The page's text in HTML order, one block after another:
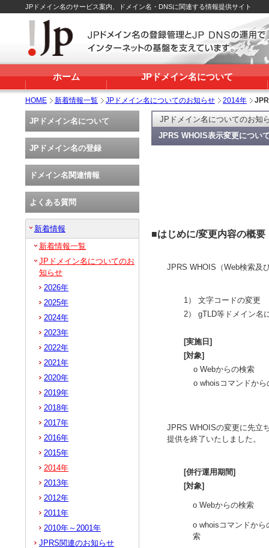
JPドメイン名のサービス案内、ドメイン名・DNSに関連する情報提供サイト
ホーム JPドメイン名について
HOME 新着情報一覧 JPドメイン名についてのお知らせ 2014年
JPドメイン名についてのお知
JPRS WHOIS表示変更につい
■はじめに/変更内容の概要
JPRS WHOIS（Web検索及
1） 文字コードの変更
2） gTLD等ドメイン名
[実施日]
[対象]
o Webからの検索
o whoisコマンドから
JPRS WHOISの変更に先立
提供を終了いたしました。
[併行運用期間]
[対象]
o Webからの検索
o whoisコマンドから
索
JPドメイン名について
JPドメイン名の登録
ドメイン名関連情報
よくある質問
新着情報
新着情報一覧
JPドメイン名についてのお
知らせ
2026年
2025年
2024年
2023年
2022年
2021年
2020年
2019年
2018年
2017年
2016年
2015年
2014年
2013年
2012年
2011年
2010年～2001年
JPRS関連のお知らせ